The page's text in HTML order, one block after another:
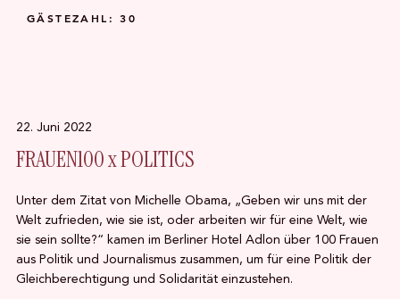
GÄSTEZAHL: 30
22. Juni 2022
FRAUEN100 x POLITICS
Unter dem Zitat von Michelle Obama, „Geben wir uns mit der
Welt zufrieden, wie sie ist, oder arbeiten wir für eine Welt, wie
sie sein sollte?“ kamen im Berliner Hotel Adlon über 100 Frauen
aus Politik und Journalismus zusammen, um für eine Politik der
Gleichberechtigung und Solidarität einzustehen.